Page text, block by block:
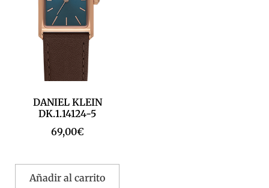
DANIEL KLEIN
DK.1.14124-5
69,00€
Añadir al carrito